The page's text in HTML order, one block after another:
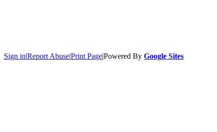
Sign in|Report Abuse|Print Page|Powered By Google Sites